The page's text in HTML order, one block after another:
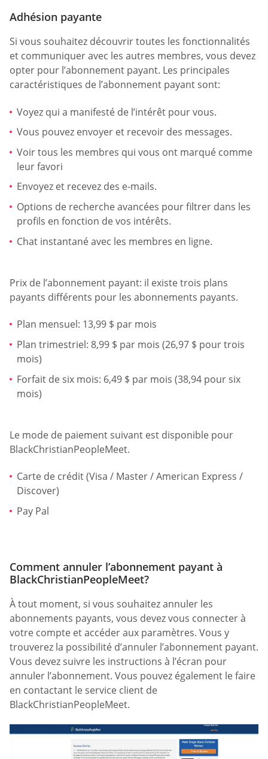
Adhésion payante
Si vous souhaitez découvrir toutes les fonctionnalités
et communiquer avec les autres membres, vous devez
opter pour l’abonnement payant. Les principales
caractéristiques de l’abonnement payant sont:
Voyez qui a manifesté de l’intérêt pour vous.
Vous pouvez envoyer et recevoir des messages.
Voir tous les membres qui vous ont marqué comme
leur favori
Envoyez et recevez des e-mails.
Options de recherche avancées pour filtrer dans les
profils en fonction de vos intérêts.
Chat instantané avec les membres en ligne.
Prix de l’abonnement payant: il existe trois plans
payants différents pour les abonnements payants.
Plan mensuel: 13,99 $ par mois
Plan trimestriel: 8,99 $ par mois (26,97 $ pour trois
mois)
Forfait de six mois: 6,49 $ par mois (38,94 pour six
mois)
Le mode de paiement suivant est disponible pour
BlackChristianPeopleMeet.
Carte de crédit (Visa / Master / American Express /
Discover)
Pay Pal
Comment annuler l’abonnement payant à
BlackChristianPeopleMeet?
À tout moment, si vous souhaitez annuler les
abonnements payants, vous devez vous connecter à
votre compte et accéder aux paramètres. Vous y
trouverez la possibilité d’annuler l’abonnement payant.
Vous devez suivre les instructions à l’écran pour
annuler l’abonnement. Vous pouvez également le faire
en contactant le service client de
BlackChristianPeopleMeet.